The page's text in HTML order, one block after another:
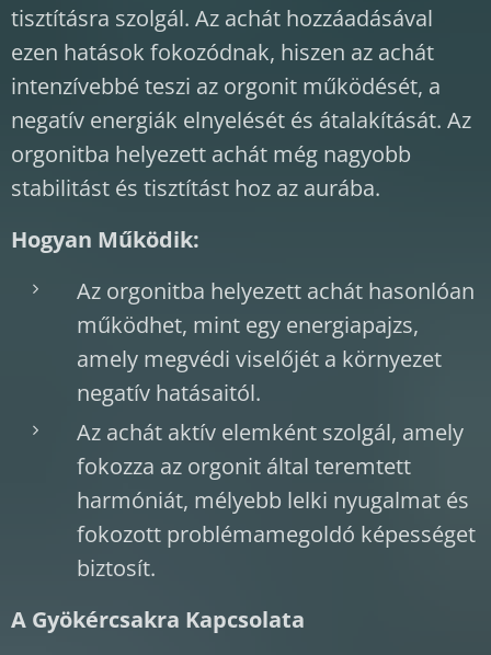
tisztításra szolgál. Az achát hozzáadásával
ezen hatások fokozódnak, hiszen az achát
intenzívebbé teszi az orgonit működését, a
negatív energiák elnyelését és átalakítását. Az
orgonitba helyezett achát még nagyobb
stabilitást és tisztítást hoz az aurába.
Hogyan Működik:
Az orgonitba helyezett achát hasonlóan
működhet, mint egy energiapajzs,
amely megvédi viselőjét a környezet
negatív hatásaitól.
Az achát aktív elemként szolgál, amely
fokozza az orgonit által teremtett
harmóniát, mélyebb lelki nyugalmat és
fokozott problémamegoldó képességet
biztosít.
A Gyökércsakra Kapcsolata